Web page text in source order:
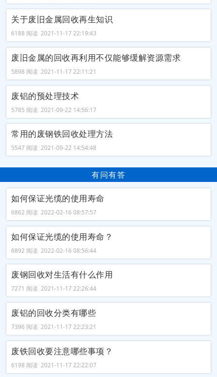
关于废旧金属回收再生知识
6188 阅读 2021-11-17 22:19:43
废旧金属的回收再利用不仅能够缓解资源需求
5898 阅读 2021-11-17 22:11:21
废铝的预处理技术
5785 阅读 2021-09-22 14:56:17
常用的废钢铁回收处理方法
5547 阅读 2021-09-22 14:54:48
有问有答
如何保证光缆的使用寿命
6862 阅读 2022-02-16 08:57:57
如何保证光缆的使用寿命？
6892 阅读 2022-02-16 08:56:44
废钢回收对生活有什么作用
7271 阅读 2021-11-17 22:26:44
废铝的回收分类有哪些
7396 阅读 2021-11-17 22:23:21
废铁回收要注意哪些事项？
6198 阅读 2021-11-17 22:22:07